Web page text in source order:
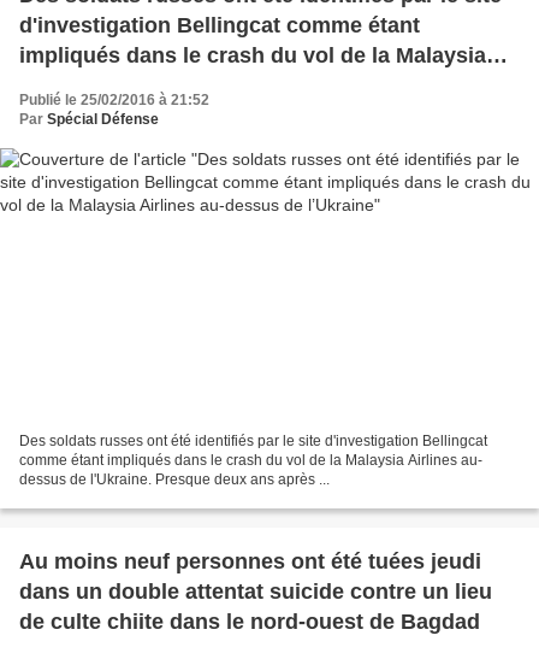
d'investigation Bellingcat comme étant
impliqués dans le crash du vol de la Malaysia
Publié le 25/02/2016 à 21:52
Par Spécial Défense
Des soldats russes ont été identifiés par le site d'investigation Bellingcat
comme étant impliqués dans le crash du vol de la Malaysia Airlines au-
dessus de l'Ukraine. Presque deux ans après ...
Au moins neuf personnes ont été tuées jeudi
dans un double attentat suicide contre un lieu
de culte chiite dans le nord-ouest de Bagdad